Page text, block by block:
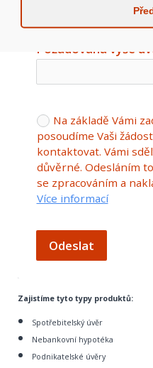
Požadovaná výše
Na základě Vámi
posoudíme Vaši
kontaktovat. Vámi
důvěrné. Odesláním
se zpracováním a
Více informací
Odeslat
Zajistíme tyto typy produktů:
Spotřebitelský úvěr
Nebankovní hypotéka
Podnikatelské úvěry